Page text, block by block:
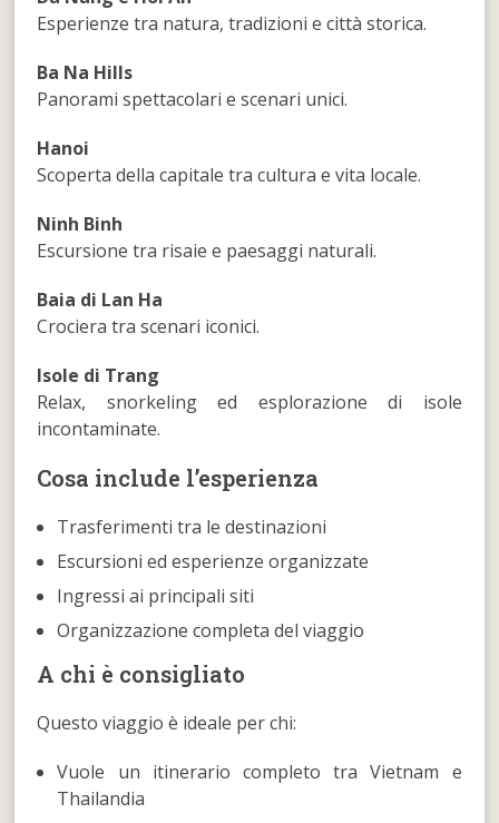
Esperienze tra natura, tradizioni e città storica.
Ba Na Hills
Panorami spettacolari e scenari unici.
Hanoi
Scoperta della capitale tra cultura e vita locale.
Ninh Binh
Escursione tra risaie e paesaggi naturali.
Baia di Lan Ha
Crociera tra scenari iconici.
Isole di Trang
Relax, snorkeling ed esplorazione di isole
incontaminate.
Cosa include l’esperienza
Trasferimenti tra le destinazioni
Escursioni ed esperienze organizzate
Ingressi ai principali siti
Organizzazione completa del viaggio
A chi è consigliato
Questo viaggio è ideale per chi:
Vuole un itinerario completo tra Vietnam e
Thailandia